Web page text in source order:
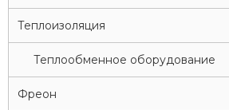
Теплоизоляция
Теплообменное оборудование
Фреон